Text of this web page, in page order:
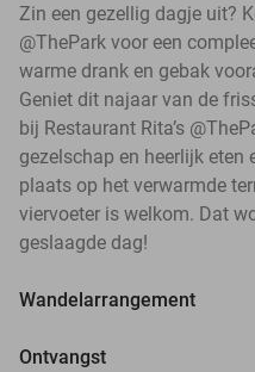
Zin een gezellig dagje uit?
@ThePark voor een
warme drank en gebak
Geniet dit najaar van de
bij Restaurant Rita’s
gezelschap en heerlijk eten
plaats op het verwarmde
viervoeter is welkom. Dat
geslaagde dag!
Wandelarrangement
Ontvangst